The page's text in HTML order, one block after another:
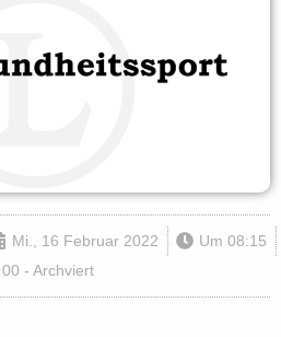
Mi., 16 Februar 2022 Um 08:15
00 - Archviert